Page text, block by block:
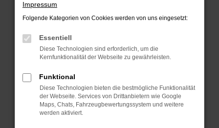
Laden andere Webseiten, zum Beispiel deine
Suchmaschine?
Prüfe deine Browsererweiterungen.
Manche Erweiterungen, wie Werbeblocker,
können das Laden bestimmter Seiten
anderen Browser oder in einem privaten
Fenster?
Starte dein Gerät neu.
Das kann manchmal helfen, vorübergehende
Impressum
Folgende Kategorien von Cookies werden von uns eingesetzt:
Essentiell
Diese Technologien sind erforderlich, um die
Kernfunktionalität der Webseite zu gewährleisten.
Funktional
Diese Technologien bieten die bestmögliche Funktionalität
der Webseite. Services von Drittanbietern wie Google
Maps, Chats, Fahrzeugbewertungssystem und weitere
werden aktiviert.